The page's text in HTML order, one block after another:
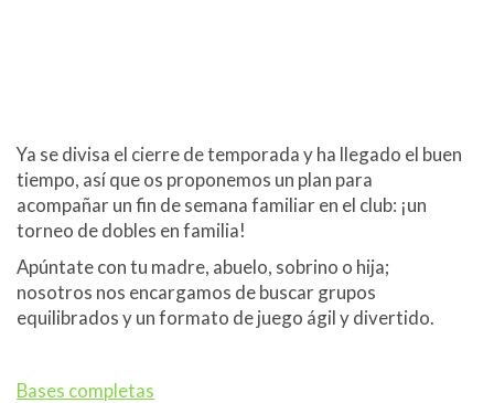
Ya se divisa el cierre de temporada y ha llegado el buen
tiempo, así que os proponemos un plan para
acompañar un fin de semana familiar en el club: ¡un
torneo de dobles en familia!
Apúntate con tu madre, abuelo, sobrino o hija;
nosotros nos encargamos de buscar grupos
equilibrados y un formato de juego ágil y divertido.
Bases completas